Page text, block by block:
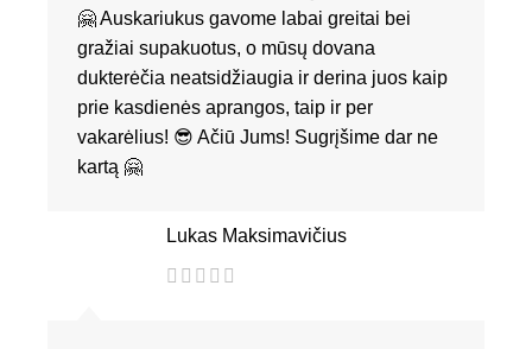
🤗 Auskariukus gavome labai greitai bei
gražiai supakuotus, o mūsų dovana
dukterėčia neatsidžiaugia ir derina juos kaip
prie kasdienės aprangos, taip ir per
vakarėlius! 😎 Ačiū Jums! Sugrįšime dar ne
kartą 🤗
Lukas Maksimavičius